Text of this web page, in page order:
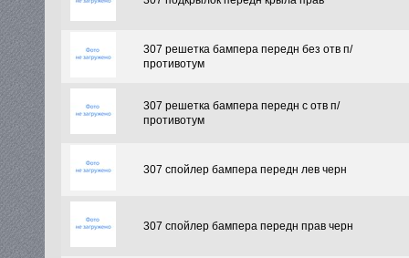
307 решетка бампера передн без отв п/
противотум
307 решетка бампера передн с отв п/
противотум
307 спойлер бампера передн лев черн
307 спойлер бампера передн прав черн